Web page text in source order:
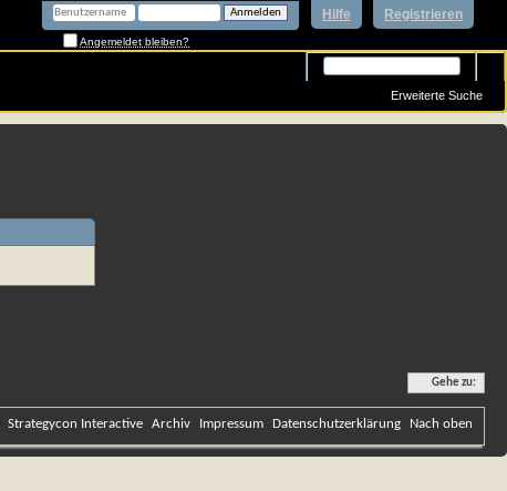
Registrieren
Hilfe
Angemeldet bleiben?
Erweiterte Suche
Gehe zu:
Strategycon Interactive Archiv Impressum Datenschutzerklärung Nach oben